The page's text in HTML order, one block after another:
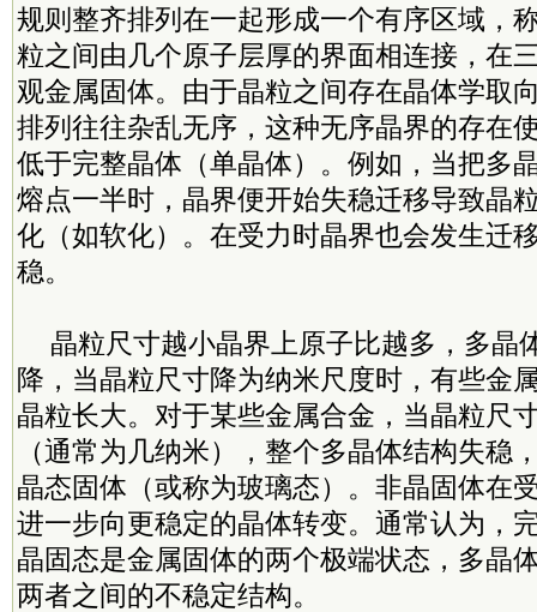
规则整齐排列在一起形成一个有序区域，
粒之间由几个原子层厚的界面相连接，在
观金属固体。由于晶粒之间存在晶体学取
排列往往杂乱无序，这种无序晶界的存在
低于完整晶体（单晶体）。例如，当把多
熔点一半时，晶界便开始失稳迁移导致晶
化（如软化）。在受力时晶界也会发生迁
稳。
晶粒尺寸越小晶界上原子比越多，多晶
降，当晶粒尺寸降为纳米尺度时，有些金
晶粒长大。对于某些金属合金，当晶粒尺
（通常为几纳米），整个多晶体结构失稳
晶态固体（或称为玻璃态）。非晶固体在
进一步向更稳定的晶体转变。通常认为，
晶固态是金属固体的两个极端状态，多晶
两者之间的不稳定结构。